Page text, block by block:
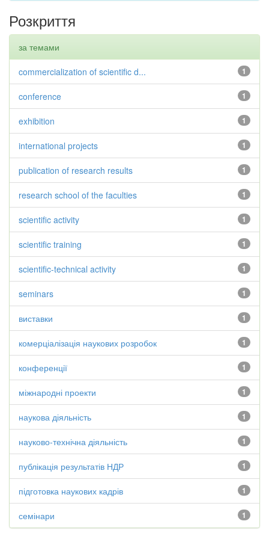
Розкриття
за темами
1
commercialization of scientific d...
1
conference
1
exhibition
1
international projects
1
publication of research results
1
research school of the faculties
1
scientific activity
1
scientific training
1
scientific-technical activity
1
seminars
1
виставки
1
комерціалізація наукових розробок
1
конференції
1
міжнародні проекти
1
наукова діяльність
1
науково-технічна діяльність
1
публікація результатів НДР
1
підготовка наукових кадрів
1
семінари